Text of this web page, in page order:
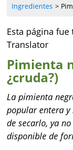
Ingredientes
Esta página
Translator
Pimienta
¿cruda?)
La pimienta
popular entera
de secarlo, ya
disponible de